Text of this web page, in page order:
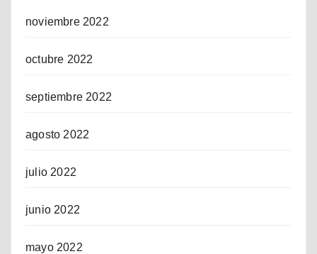
noviembre 2022
octubre 2022
septiembre 2022
agosto 2022
julio 2022
junio 2022
mayo 2022